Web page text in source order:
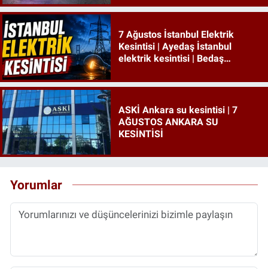
7 Ağustos İstanbul Elektrik
Kesintisi | Ayedaş İstanbul
elektrik kesintisi | Bedaş
ASKİ Ankara su kesintisi | 7
AĞUSTOS ANKARA SU
KESİNTİSİ
Yorumlar